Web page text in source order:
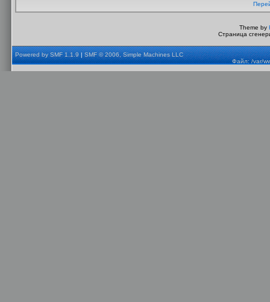
Theme by
Страница
Powered by SMF 1.1.9|SMF © 2006, Simple Machines LLC
Файл: /var/